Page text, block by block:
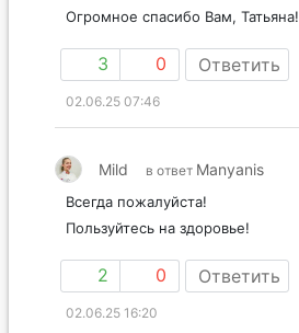
Огромное спасибо Вам, Татьяна!
3 0 Ответить
02.06.25 07:46
Mild в ответ Manyanis
Всегда пожалуйста!
Пользуйтесь на здоровье!
2 0 Ответить
02.06.25 16:20